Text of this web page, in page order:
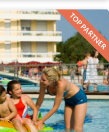
TOP PARTNER